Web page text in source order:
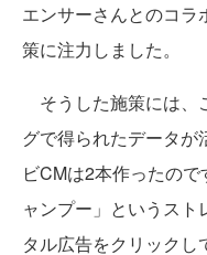
エンサーさんとのコ
策に注力しました。
そうした施策には、
グで得られたデータが
ビCMは2本作ったの
ャンプー」というス
タル広告をクリック